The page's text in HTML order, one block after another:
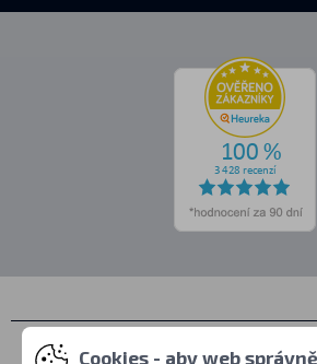
KontaktyCookies - aby web